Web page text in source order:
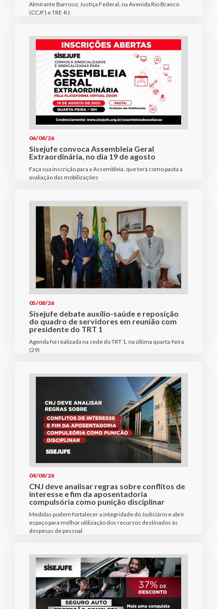
Almirante Barroso; Justiça Federal, na Avenida Rio Branco
(CCJF) e TRE-RJ.
06/08/26
Sisejufe convoca Assembleia Geral
Extraordinária, no dia 19 de agosto
Faça sua inscrição para a Assembleia, que terá como pauta a
avaliação das mobilizações
05/08/26
Sisejufe debate auxílio-saúde e reposição
do quadro de servidores em reunião com
presidente do TRT 1
Agenda foi realizada na sede do TRT 1, na última quarta-feira
(29)
04/08/26
CNJ deve analisar regras sobre conflitos de
interesse e fim da aposentadoria
compulsória como punição disciplinar
Medidas podem fortalecer a integridade do Judiciário e abrir
espaço para melhor utilização dos recursos destinados às
despesas de pessoal